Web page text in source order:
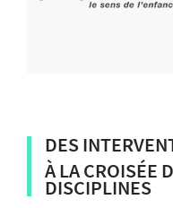
DES
À LA CROISÉE
DISCIPLINES